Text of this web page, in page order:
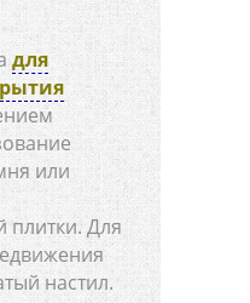
для
или
плитки. Для
настил.